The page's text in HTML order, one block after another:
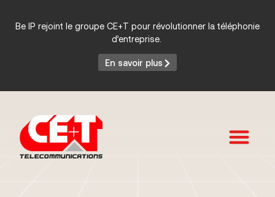
Be IP rejoint le groupe CE+T pour révolutionner la téléphonie
d’entreprise.
En savoir plus